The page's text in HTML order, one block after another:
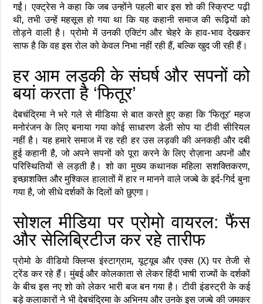
गईं। एक्ट्रेस ने कहा कि जब उन्होंने पहली बार इस शो की स्क्रिप्ट पढ़ी
थी, तभी उन्हें महसूस हो गया था कि यह कहानी समाज की रूढ़ियों को
तोड़ने वाली है। प्रोमो में उनकी एक्टिंग और चेहरे के हाव-भाव देखकर
साफ है कि वह इस रोल को केवल निभा नहीं रही हैं, बल्कि खुद जी रही हैं।
हर आम लड़की के संघर्ष और सपनों को
बयां करता है ‘फितूर’
देबचंद्रिमा ने भरे गले से मीडिया से बात करते हुए कहा कि ‘फितूर’ महज
मनोरंजन के लिए बनाया गया कोई साधारण डेली सोप या टीवी सीरियल
नहीं है। यह हमारे समाज में रह रही हर उस लड़की की अनकही और दबी
हुई कहानी है, जो अपने सपनों को पूरा करने के लिए रोज़ाना अपनों और
परिस्थितियों से लड़ती है। शो का मुख्य कथानक महिला सशक्तिकरण,
इच्छाशक्ति और मुश्किल हालातों में हार न मानने वाले जज्बे के इर्द-गिर्द बुना
गया है, जो सीधे दर्शकों के दिलों को छुएगा।
सोशल मीडिया पर प्रोमो वायरल: फैंस
और सेलिब्रिटीज कर रहे तारीफ
प्रोमो के वीडियो क्लिप्स इंस्टाग्राम, यूट्यूब और एक्स (X) पर तेजी से
ट्रेंड कर रहे हैं। मुंबई और कोलकाता से लेकर हिंदी भाषी राज्यों के दर्शकों
के बीच इस नए शो को लेकर भारी बज बन गया है। टीवी इंडस्ट्री के कई
बड़े कलाकारों ने भी देबचंद्रिमा के अभिनय और उनके इस जज्बे की जमकर